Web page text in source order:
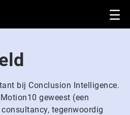
bij Conclusion Intelligence.
geweest (een
tegenwoordig